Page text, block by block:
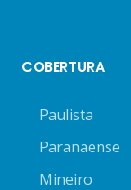
COBERTURA
Paulista
Paranaense
Mineiro